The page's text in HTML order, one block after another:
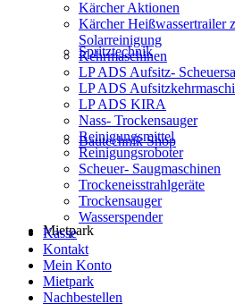
Spritztechnik
Bautechnik Shop
Mietpark
Kärcher Aktionen
Kärcher Heißwassertrailer
Solarreinigung
Kehrmaschinen
LP ADS Aufsitz-
LP ADS
LP ADS KIRA
Nass- Trockensauger
Reinigungsmittel
Reinigungsroboter
Scheuer- Saugmaschinen
Trockeneisstrahlgeräte
Trockensauger
Wasserspender
Kasse
Kontakt
Mein Konto
Mietpark
Nachbestellen